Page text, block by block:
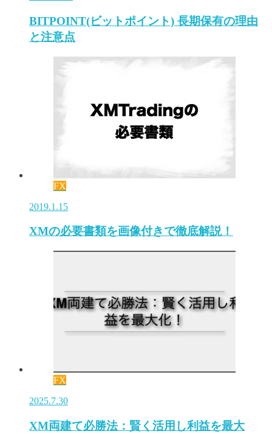
BITPOINT(ビットポイント) 長期保有の理由
と注意点
FX
2019.1.15
XMの必要書類を画像付きで徹底解説！
FX
2025.7.30
XM両建て必勝法：賢く活用し利益を最大